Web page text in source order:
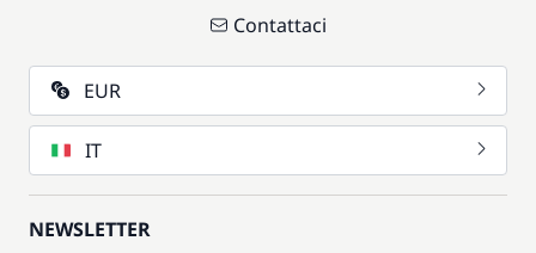
Contattaci
EUR
IT
NEWSLETTER